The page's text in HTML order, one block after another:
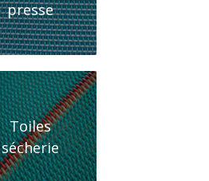
presse
Toiles
sécherie